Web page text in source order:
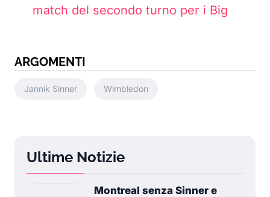
match del secondo turno per i Big
ARGOMENTI
Jannik Sinner Wimbledon
Ultime Notizie
Montreal senza Sinner e